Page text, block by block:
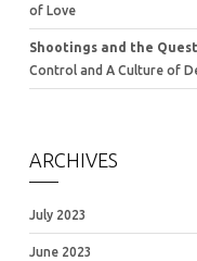
of Love
Shootings and the
Control and A Culture of
ARCHIVES
July 2023
June 2023